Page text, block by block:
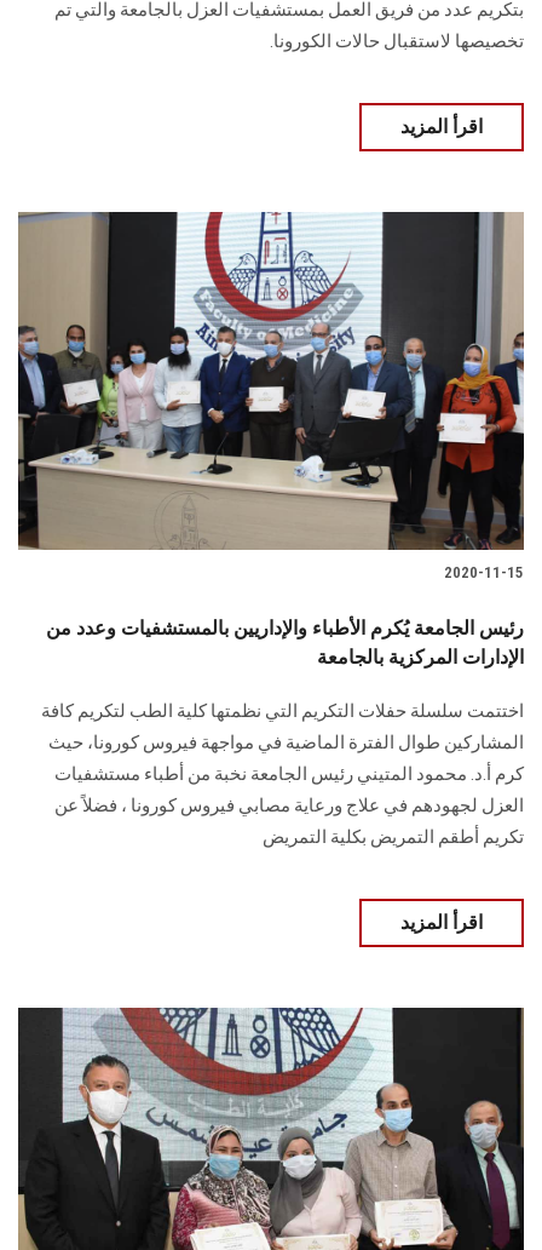
سجل الان
بتكريم عدد من فريق العمل بمستشفيات العزل بالجامعة والتي تم
تخصيصها لاستقبال حالات الكورونا.
اقرأ المزيد
2020-11-15
رئيس الجامعة يُكرم الأطباء والإداريين بالمستشفيات وعدد من
الإدارات المركزية بالجامعة
اختتمت سلسلة حفلات التكريم التي نظمتها كلية الطب لتكريم كافة
المشاركين طوال الفترة الماضية في مواجهة فيروس كورونا، حيث
كرم أ.د. محمود المتيني رئيس الجامعة نخبة من أطباء مستشفيات
العزل لجهودهم في علاج ورعاية مصابي فيروس كورونا ، فضلاً عن
تكريم أطقم التمريض بكلية التمريض
اقرأ المزيد